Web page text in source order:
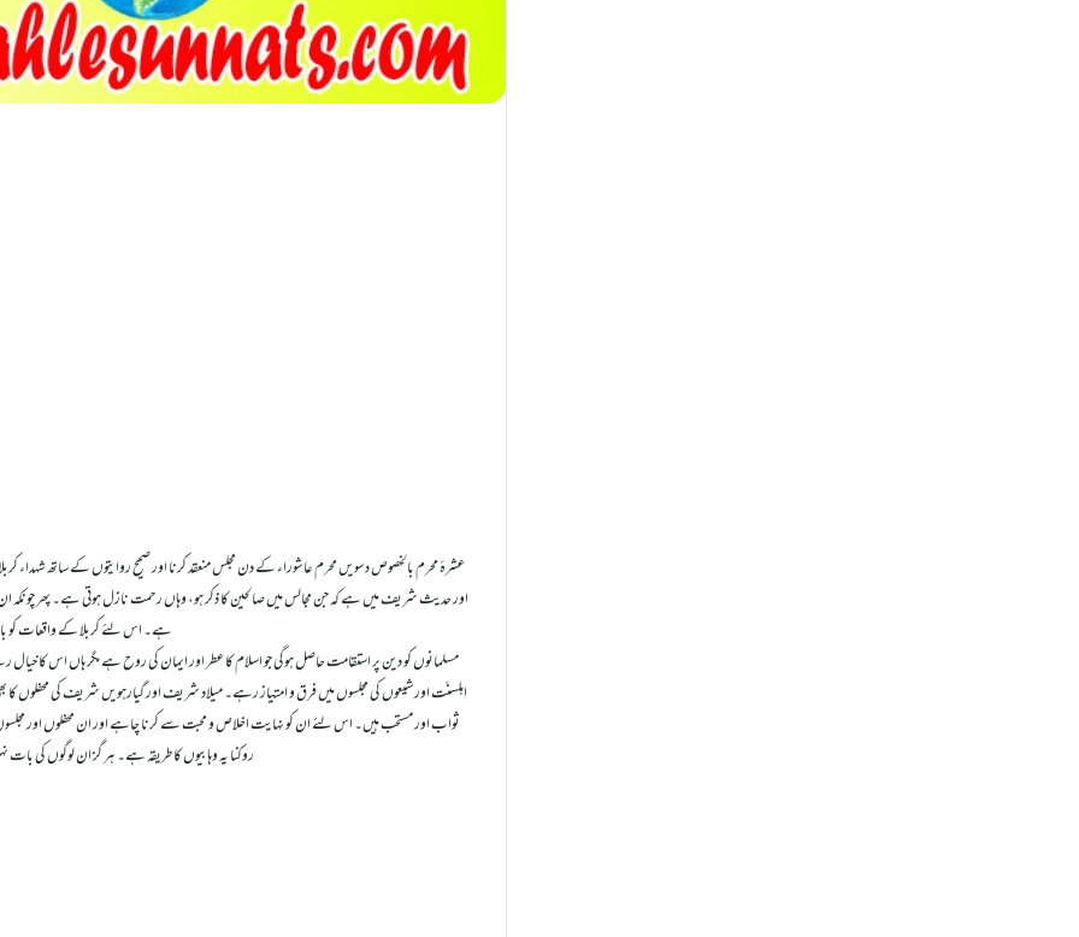
عشرۂ محرم بالخصوص دسویں محرم عاشوراء کے دن مجلس منعقد کرنا اور صحیح روایتوں کے ساتھ شہداء
اور حدیث شریف میں ہے کہ جن مجالس میں صالحین کا ذکر ہو، وہاں رحمت نازل ہوتی ہے۔ پھر چونکہ
ہے۔ اس لئے کربلا کے واقعات کو
مسلمانوں کو دین پر استقامت حاصل ہوگی جو اسلام کا عطر اور ایمان کی روح ہے مگر ہاں اس کا خیال
اہلسنّت اور شیعوں کی مجلسوں میں فرق و امتیاز رہے۔ میلاد شریف اور گیارہویں شریف کی محفلوں
ثواب اور مستحب ہیں۔ اس لئے ان کو نہایت اخلاص و محبت سے کرنا چاہے اور ان محفلوں اور
روکنا یہ وہابیوں کا طریقہ ہے۔ ہر گز ان لوگوں کی بات